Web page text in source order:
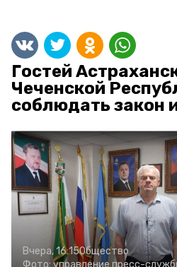
Гостей
Чеченской
соблюдать закон
Вчера, 16:15Общество
Фото: управление пресс-